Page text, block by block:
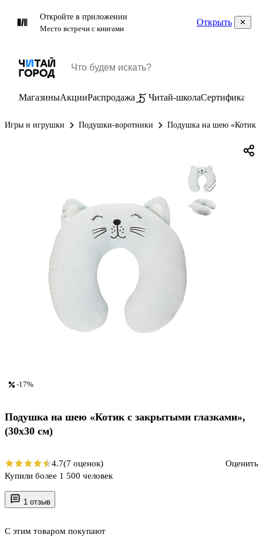
Откройте в приложении
Место встречи с книгами
Открыть
МагазиныАкцииРаспродажа Читай-школаСертификаты
Игры и игрушки Подушки-воротники Подушка на шею «Котик с
1 отзыв
С этим товаром покупают
-17%
Подушка на шею «Котик с закрытыми глазками»,
(30х30 см)
4.7(7 оценок)
Оценить
Купили более 1 500 человек